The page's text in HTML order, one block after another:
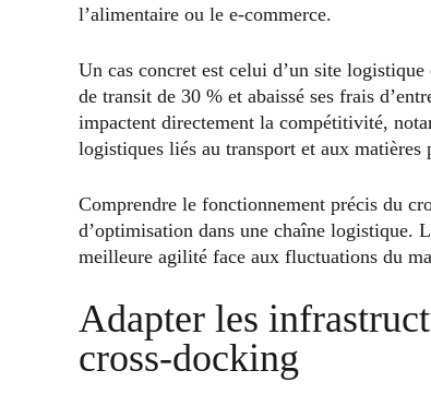
l’alimentaire ou le e-commerce.
Un cas concret est celui d’un site
de transit de 30 % et abaissé ses frais
impactent directement la compétitivité,
logistiques liés au transport et aux matières
Comprendre le fonctionnement précis du
d’optimisation dans une chaîne logistique.
meilleure agilité face aux fluctuations du
Adapter les
cross-docking